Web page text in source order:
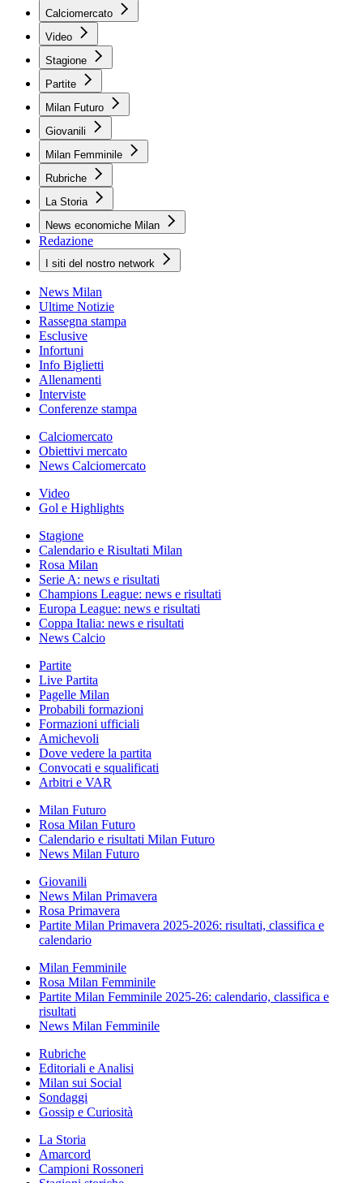
Calciomercato
Video
Stagione
Partite
Milan Futuro
Giovanili
Milan Femminile
Rubriche
La Storia
News economiche Milan
Redazione
I siti del nostro network
News Milan
Ultime Notizie
Rassegna stampa
Esclusive
Infortuni
Info Biglietti
Allenamenti
Interviste
Conferenze stampa
Calciomercato
Obiettivi mercato
News Calciomercato
Video
Gol e Highlights
Stagione
Calendario e Risultati Milan
Rosa Milan
Serie A: news e risultati
Champions League: news e risultati
Europa League: news e risultati
Coppa Italia: news e risultati
News Calcio
Partite
Live Partita
Pagelle Milan
Probabili formazioni
Formazioni ufficiali
Amichevoli
Dove vedere la partita
Convocati e squalificati
Arbitri e VAR
Milan Futuro
Rosa Milan Futuro
Calendario e risultati Milan Futuro
News Milan Futuro
Giovanili
News Milan Primavera
Rosa Primavera
Partite Milan Primavera 2025-2026: risultati, classifica e
calendario
Milan Femminile
Rosa Milan Femminile
Partite Milan Femminile 2025-26: calendario, classifica e
risultati
News Milan Femminile
Rubriche
Editoriali e Analisi
Milan sui Social
Sondaggi
Gossip e Curiosità
La Storia
Amarcord
Campioni Rossoneri